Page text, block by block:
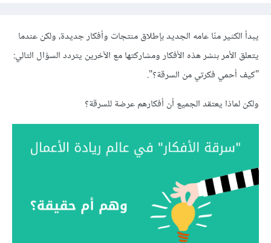
يبدأ الكثير منّا عامه الجديد بإطلاق منتجات وأفكار جديدة، ولكن عندما
يتعلق الأمر بنشر هذه الأفكار ومشاركتها مع الآخرين يتردد السؤال التالي:
"كيف أحمي فكرتي من السرقة؟".
ولكن لماذا يعتقد الجميع أن أفكارهم عرضة للسرقة؟